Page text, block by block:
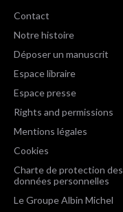
Contact
Notre histoire
Déposer un manuscrit
Espace libraire
Espace presse
Rights and permissions
Mentions légales
Cookies
Charte de protection des
données personnelles
Le Groupe Albin Michel